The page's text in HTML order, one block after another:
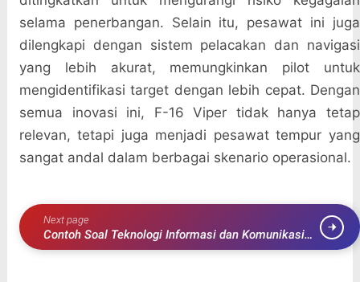
selama penerbangan. Selain itu, pesawat ini juga
dilengkapi dengan sistem pelacakan dan navigasi
yang lebih akurat, memungkinkan pilot untuk
mengidentifikasi target dengan lebih cepat. Dengan
semua inovasi ini, F-16 Viper tidak hanya tetap
relevan, tetapi juga menjadi pesawat tempur yang
sangat andal dalam berbagai skenario operasional.
Next page
Contoh Soal Teknologi Informasi dan Komunikasi
Kelas 10 Lengkap dengan Jawaban